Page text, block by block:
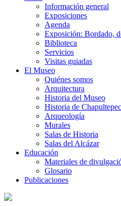
Información general
Exposiciones
Agenda
Exposición: Bordado,
Biblioteca
Servicios
Visitas guiadas
El Museo
Quiénes somos
Arquitectura
Historia del Museo
Historia de Chapultepec
Arqueología
Murales
Salas de Historia
Salas del Alcázar
Educación
Materiales de
Glosario
Publicaciones